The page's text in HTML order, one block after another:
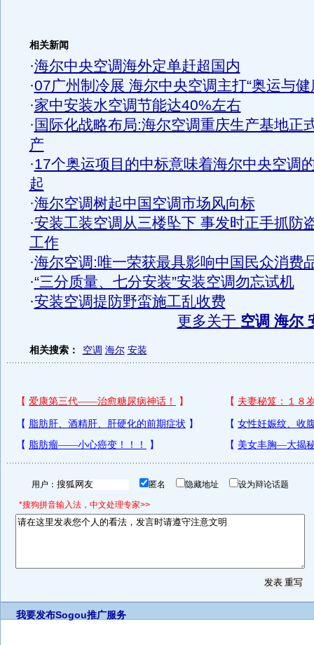
相关新闻
·海尔中央空调海外定单赶超国内
·07广州制冷展 海尔中央空调主打“奥运与健
·家中安装水空调节能达40%左右
· 国际化战略布局:海尔空调重庆生产基地正
产
·17个奥运项目的中标意味着海尔中央空调
起
·海尔空调树起中国空调市场风向标
·安装工装空调从三楼坠下 事发时正手抓防
工作
·海尔空调:唯一荣获最具影响中国民众消费
·“三分质量、七分安装”安装空调勿忘试机
·安装空调提防野蛮施工乱收费
更多关于 空调 海尔
相关搜索： 空调 海尔 安装
用户： 匿名 隐藏地址 设为辩论话题
*搜狗拼音输入法，中文处理专家>>
我要发布Sogou推广服务